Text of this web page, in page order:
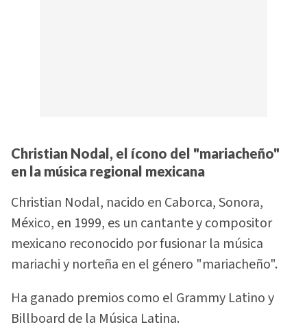
Christian Nodal, el ícono del "mariacheño"
en la música regional mexicana
Christian Nodal, nacido en Caborca, Sonora,
México, en 1999, es un cantante y compositor
mexicano reconocido por fusionar la música
mariachi y norteña en el género "mariacheño".
Ha ganado premios como el Grammy Latino y
Billboard de la Música Latina.